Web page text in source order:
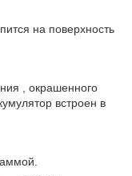
на поверхность
, окрашенного
встроен в